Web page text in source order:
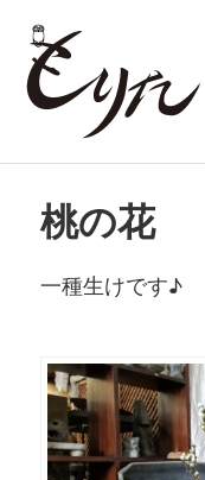
桃の花
一種生けです♪